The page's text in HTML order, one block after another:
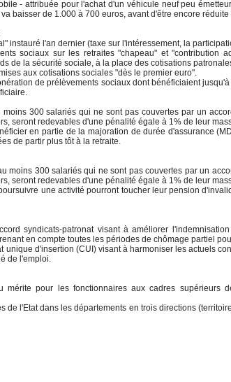
- attribuée pour l'achat d'un véhicule neuf peu
baisser de 1.000 à 700 euros, avant d'être encore
instauré l'an dernier (taxe sur l'intéressement, la
sociaux sur les retraites "chapeau" et "contribution
de la sécurité sociale, à la place des cotisations
aux cotisations sociales "dès le premier euro".
de prélèvements sociaux dont bénéficiaient
moins 300 salariés qui ne sont pas couvertes par un
seront redevables d'une pénalité égale à 1% de leur
en partie de la majoration de durée d'assurance
de partir plus tôt à la retraite.
moins 300 salariés qui ne sont pas couvertes par un
seront redevables d'une pénalité égale à 1% de leur
une activité pourront toucher leur pension
syndicats-patronat visant à améliorer
en compte toutes les périodes de chômage partiel
unique d'insertion (CUI) visant à harmoniser les actuels
de l'emploi.
mérite pour les fonctionnaires aux cadres supérieurs
de l'Etat dans les départements en trois directions